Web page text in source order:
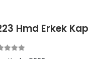
Hmd Erkek